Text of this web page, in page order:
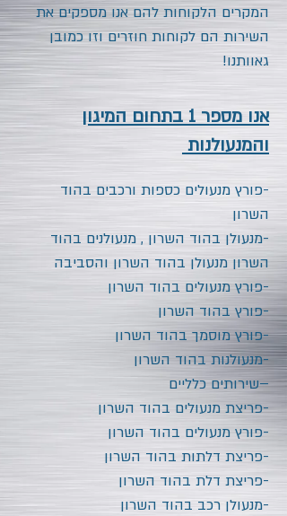
המקרים הלקוחות להם אנו מספקים את
השירות הם לקוחות חוזרים וזו כמובן
גאוותנו!
אנו מספר 1 בתחום המיגון
והמנעולנות
-פורץ מנעולים כספות ורכבים בהוד
השרון
-מנעולן בהוד השרון , מנעולנים בהוד
השרון מנעולן בהוד השרון והסביבה
-פורץ מנעולים בהוד השרון
-פורץ בהוד השרון
-פורץ מוסמךבהוד השרון
-מנעולנות בהוד השרון
–שירותים כלליים
-פריצת מנעולים בהוד השרון
-פורץ מנעולים בהוד השרון
-פריצת דלתות בהוד השרון
-פריצת דלת בהוד השרון
-מנעולן רכב בהוד השרון